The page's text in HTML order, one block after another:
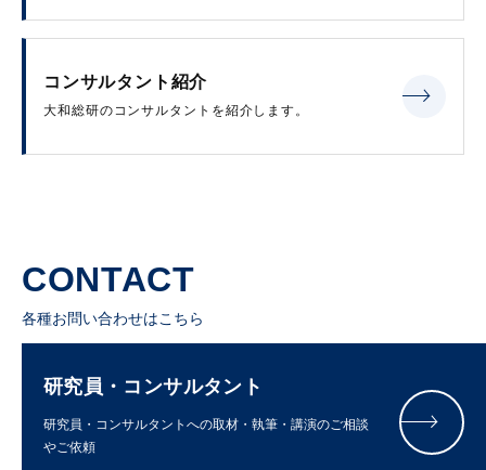
コンサルタント紹介
大和総研のコンサルタントを紹介します。
CONTACT
各種お問い合わせはこちら
研究員・コンサルタント
研究員・コンサルタントへの取材・執筆・講演のご相談
やご依頼